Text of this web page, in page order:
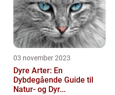
03 november 2023
Dyre Arter: En
Dybdegående Guide til
Natur- og Dyr...